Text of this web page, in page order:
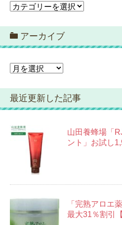
カ
ゴ
リ
ー
アーカイブ
ア
カ
イ
ブ
最近更新した記事
山田養蜂場「
ント」お試し
「完熟アロエ
最大31％割引